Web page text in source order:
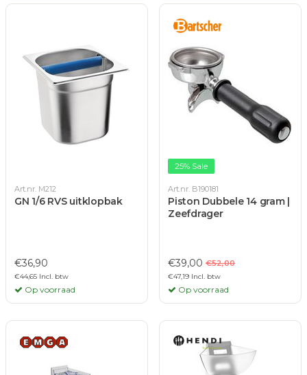
Art.nr. M212
GN 1/6 RVS uitklopbak
€36,90
€44,65 Incl. btw
Op voorraad
25% Sale
Art.nr. B190181
Piston Dubbele 14 gram |
Zeefdrager
€39,00 €52,00
€47,19 Incl. btw
Op voorraad